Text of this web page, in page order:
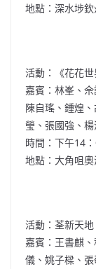
地點：深水埗
活動：《花花世
嘉賓：林峯、
陳自瑤、鍾煌
瑩、張國強、
時間：下午14
地點：大角咀
活動：荃新天地
嘉賓：王書麒
儀、姚子樑、